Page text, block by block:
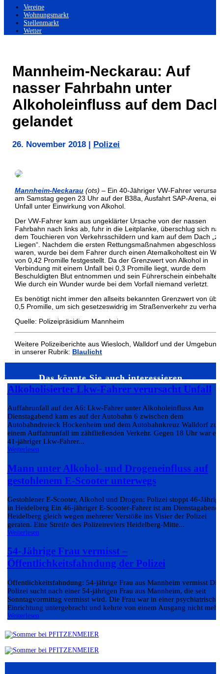
Vereine
Wohnungsmarkt
Stellenmarkt
Wetter
Mannheim-Neckarau: Auf
nasser Fahrbahn unter
Alkoholeinfluss auf dem
gelandet
26. November 2018 Polizei
Mannheim-Neckarau (ots) – Ein 40-Jähriger VW-Fahrer
am Samstag gegen 23 Uhr auf der B38a, Ausfahrt SAP-Arena,
Unfall unter Einwirkung von Alkohol.
Der VW-Fahrer kam aus ungeklärter Ursache von der nassen
Fahrbahn nach links ab, fuhr in die Leitplanke, überschlug sich
dem Touchieren von Verkehrsschildern und kam auf dem Dach
Liegen“. Nachdem die ersten Rettungsmaßnahmen
waren, wurde bei dem Fahrer durch einen Atemalkoholtest ein
von 0,42 Promille festgestellt. Da der Grenzwert von Alkohol in
Verbindung mit einem Unfall bei 0,3 Promille liegt, wurde dem
Beschuldigten Blut entnommen und sein Führerschein
Wie durch ein Wunder wurde bei dem Vorfall niemand verletzt.
Es benötigt nicht immer den allseits bekannten Grenzwert von
0,5 Promille, um sich gesetzeswidrig im Straßenverkehr zu
Quelle: Polizeipräsidium Mannheim
Weitere Polizeiberichte aus Wiesloch, Walldorf und der Umgebung
in unserer Rubrik: Blaulicht
Das könnte Sie auch interessieren…
Alkoholisierter Lkw-Fahrer verursacht Unfall
Auffahrunfall auf der A6: Lkw-Fahrer unter Alkoholeinfluss Am
Dienstagabend kam es auf der Autobahn 6 zwischen dem
Autobahndreieck Hockenheim und dem Autobahnkreuz Walldorf zu
einem Auffahrunfall im zähfließenden Verkehr. Gegen 18 Uhr war
41-jähriger Lkw-Fahrer...
Weiterlesen
Mann unter Alkohol- und Drogeneinfluss auf
gestohlenem E-Scooter unterwegs
Gestohlener E-Scooter, Alkohol und Drogen: Polizei stoppt 46-
in Heidelberg Ein 46-jähriger E-Scooter-Fahrer ist am
Heidelberg gleich wegen mehrerer Verstöße ins Visier der Polizei
geraten. Eine Streife des Polizeireviers Heidelberg-Mitte...
Weiterlesen
54-Jährige Frau vermisst –
Öffentlichkeitsfahndung der Polizei
Öffentlichkeitsfahndung: 54-jährige Frau aus Mannheim vermisst Die
Polizei sucht nach einer 54-jährigen Frau aus Mannheim, die seit
Sonntagvormittag vermisst wird. Die Frau war in einer
Einrichtung untergebracht und kehrte von einem Ausgang nicht
Weiterlesen